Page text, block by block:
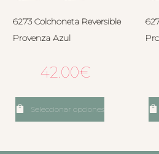
6273 Colchoneta Reversible
Provenza Azul
42.00€
Seleccionar opciones